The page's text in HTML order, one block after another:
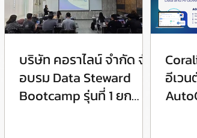
บริษัท คอราไลน์ จำกัด จัด
อบรม Data Steward
Bootcamp รุ่นที่ 1 ยก
อีเว